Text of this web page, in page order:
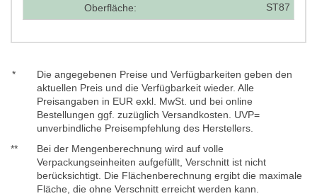
Oberfläche: ST87
*
Die angegebenen Preise und Verfügbarkeiten geben den
aktuellen Preis und die Verfügbarkeit wieder. Alle
Preisangaben in EUR exkl. MwSt. und bei online
Bestellungen ggf. zuzüglich Versandkosten. UVP=
unverbindliche Preisempfehlung des Herstellers.
**
Bei der Mengenberechnung wird auf volle
Verpackungseinheiten aufgefüllt, Verschnitt ist nicht
berücksichtigt. Die Flächenberechnung ergibt die maximale
Fläche, die ohne Verschnitt erreicht werden kann.